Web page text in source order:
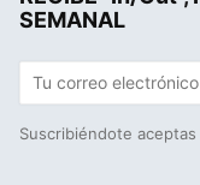
SEMANAL
Suscribiéndote